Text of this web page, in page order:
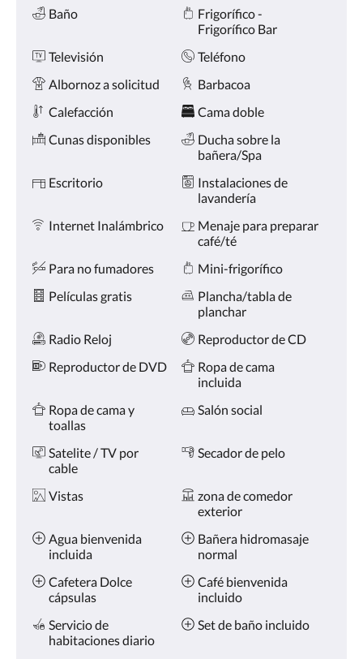
derecha,
pulse
botones
anterior.
Comodidades
Baño
Frigorífico -
Frigorífico Bar
Televisión
Teléfono
Albornoz a solicitud
Barbacoa
Calefacción
Cama doble
Cunas disponibles
Ducha sobre la
bañera/Spa
Escritorio
Instalaciones de
lavandería
Internet Inalámbrico
Menaje para preparar
café/té
Para no fumadores
Mini-frigorífico
Películas gratis
Plancha/tabla de
planchar
Radio Reloj
Reproductor de CD
Reproductor de DVD
Ropa de cama
incluida
Ropa de cama y
toallas
Salón social
Satelite / TV por
cable
Secador de pelo
Vistas
zona de comedor
exterior
Agua bienvenida
incluida
Bañera hidromasaje
normal
Cafetera Dolce
cápsulas
Café bienvenida
incluido
Servicio de
habitaciones diario
Set de baño incluido